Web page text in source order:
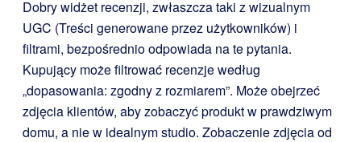
Dobry widżet recenzji, zwłaszcza taki z wizualnym
UGC (Treści generowane przez użytkowników) i
filtrami, bezpośrednio odpowiada na te pytania.
Kupujący może filtrować recenzje według
„dopasowania: zgodny z rozmiarem”. Może obejrzeć
zdjęcia klientów, aby zobaczyć produkt w prawdziwym
domu, a nie w idealnym studio. Zobaczenie zdjęcia od